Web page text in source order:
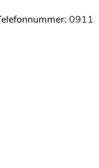
0911